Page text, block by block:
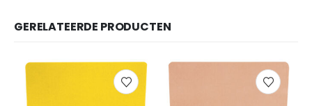
GERELATEERDE PRODUCTEN